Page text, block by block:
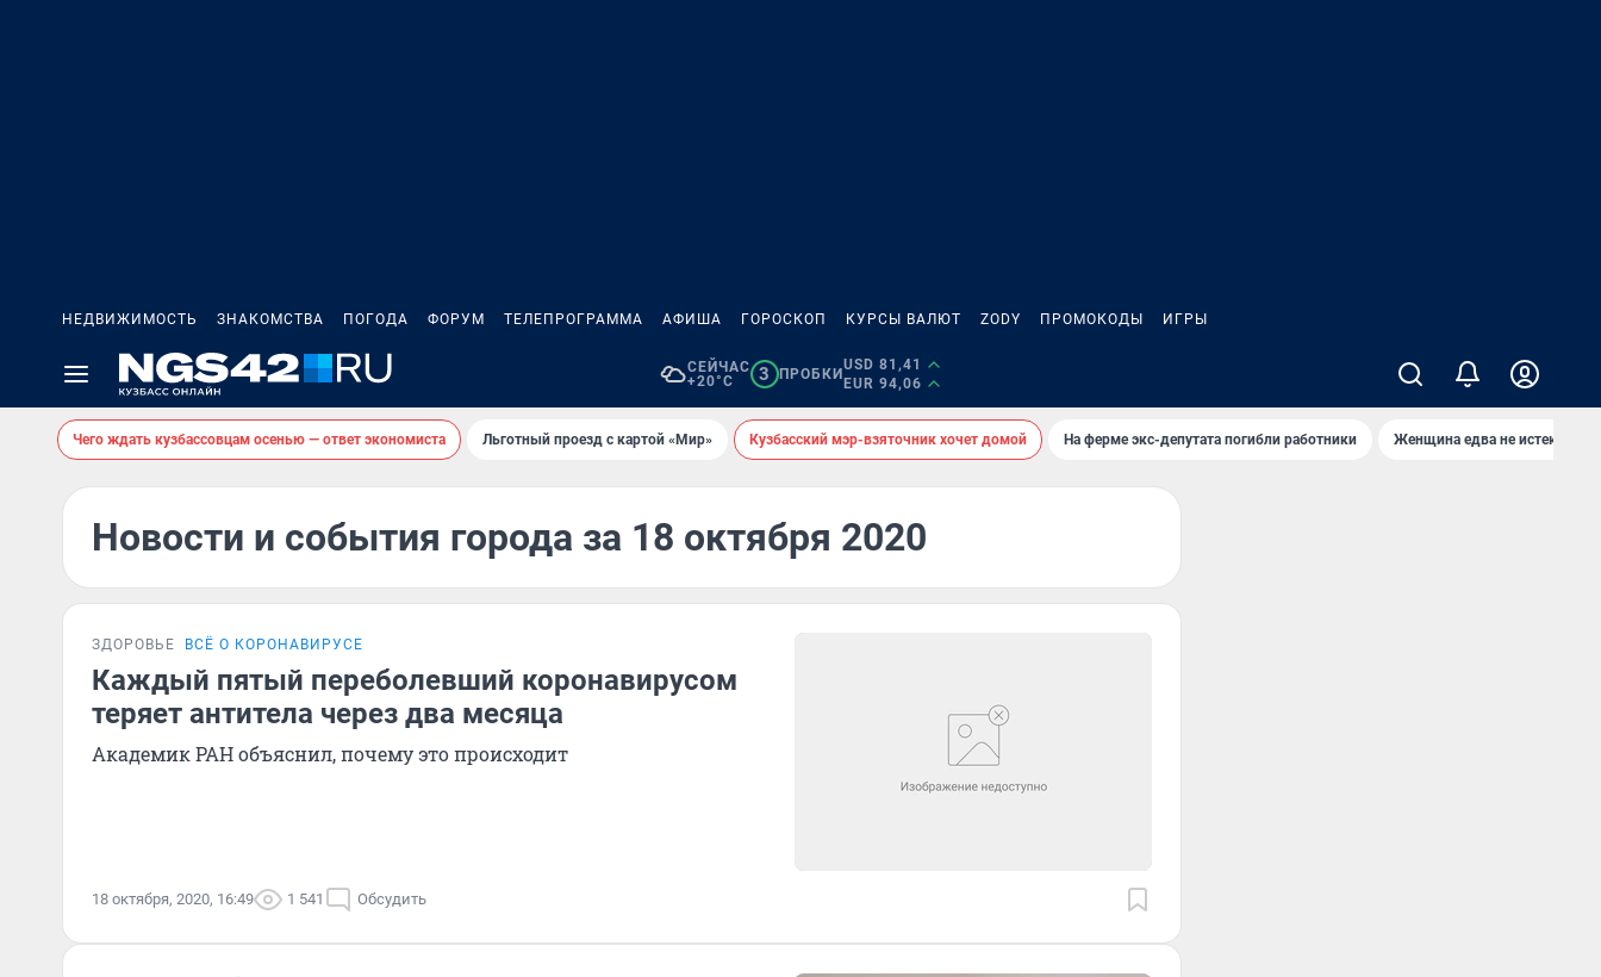
НЕДВИЖИМОСТЬ ЗНАКОМСТВА ПОГОДА ФОРУМ ТЕЛЕПРОГРАММА АФИША ГОРОСКОП КУРСЫ ВАЛЮТ ZODY ПРОМОКОДЫ ИГРЫ
СЕЙЧАС
+20°C
3 ПРОБКИ
USD 81,41
EUR 94,06
Чего ждать кузбассовцам осенью — ответ экономиста Льготный проезд с картой «Мир» Кузбасский мэр-взяточник хочет домой На ферме экс-депутата погибли работники Женщина едва не истекла
Новости и события города за 18 октября 2020
ЗДОРОВЬЕ ВСЁ О КОРОНАВИРУСЕ
Каждый пятый переболевший коронавирусом
теряет антитела через два месяца
Академик РАН объяснил, почему это происходит
18 октября, 2020, 16:49 1 541 Обсудить